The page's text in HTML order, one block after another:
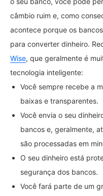
câmbio ruim e, como
acontece porque os
para converter dinheiro.
Wise, que geralmente é
tecnologia inteligente:
Você sempre recebe a
baixas e transparentes.
Você envia o seu
bancos e, geralmente,
são processadas em
O seu dinheiro está
segurança dos bancos.
Você fará parte de um